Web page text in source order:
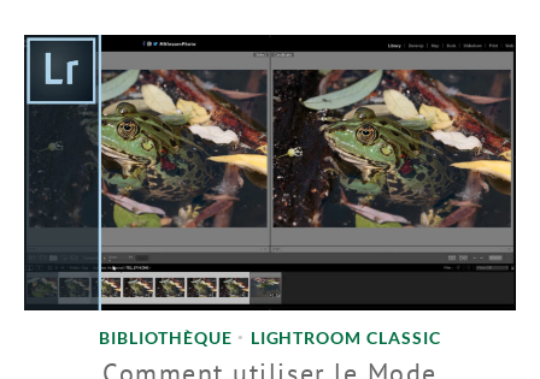
BIBLIOTHÈQUE • LIGHTROOM CLASSIC